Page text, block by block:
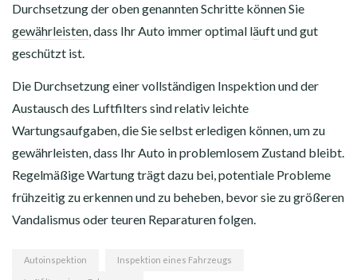
Durchsetzung der oben genannten Schritte können Sie
gewährleisten, dass Ihr Auto immer optimal läuft und gut
geschützt ist.
Die Durchsetzung einer vollständigen Inspektion und der
Austausch des Luftfilters sind relativ leichte
Wartungsaufgaben, die Sie selbst erledigen können, um zu
gewährleisten, dass Ihr Auto in problemlosem Zustand bleibt.
Regelmäßige Wartung trägt dazu bei, potentiale Probleme
frühzeitig zu erkennen und zu beheben, bevor sie zu größeren
Vandalismus oder teuren Reparaturen folgen.
Autoinspektion Inspektion eines Fahrzeugs